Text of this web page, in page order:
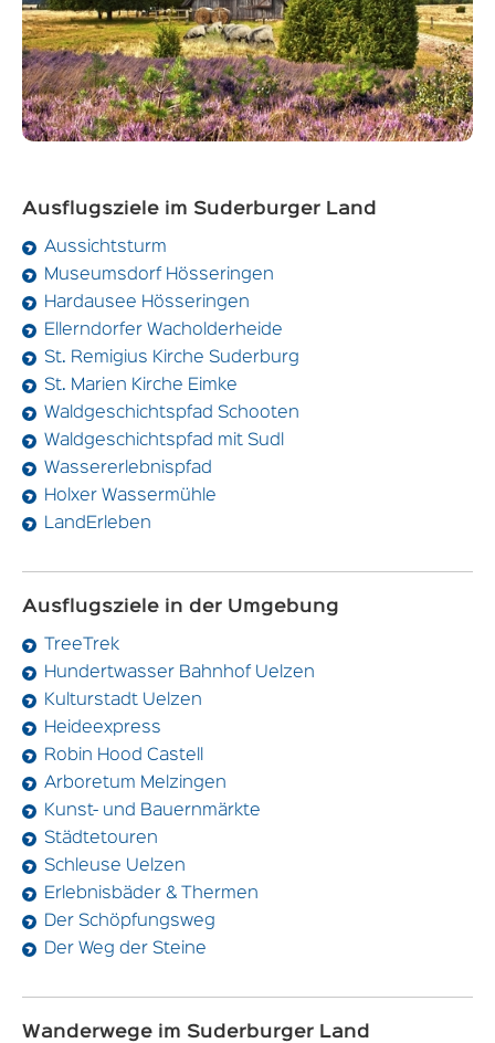
Ausflugsziele im Suderburger Land
Aussichtsturm
Museumsdorf Hösseringen
Hardausee Hösseringen
Ellerndorfer Wacholderheide
St. Remigius Kirche Suderburg
St. Marien Kirche Eimke
Waldgeschichtspfad Schooten
Waldgeschichtspfad mit Sudl
Wassererlebnispfad
Holxer Wassermühle
LandErleben
Ausflugsziele in der Umgebung
TreeTrek
Hundertwasser Bahnhof Uelzen
Kulturstadt Uelzen
Heideexpress
Robin Hood Castell
Arboretum Melzingen
Kunst- und Bauernmärkte
Städtetouren
Schleuse Uelzen
Erlebnisbäder & Thermen
Der Schöpfungsweg
Der Weg der Steine
Wanderwege im Suderburger Land